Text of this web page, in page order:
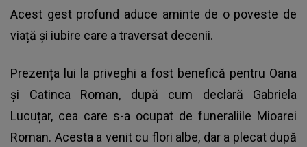
Acest gest profund aduce aminte de o poveste de
viață și iubire care a traversat decenii.
Prezența lui la priveghi a fost benefică pentru Oana
și Catinca Roman, după cum declară Gabriela
Lucuțar, cea care s-a ocupat de funeraliile Mioarei
Roman. Acesta a venit cu flori albe, dar a plecat după